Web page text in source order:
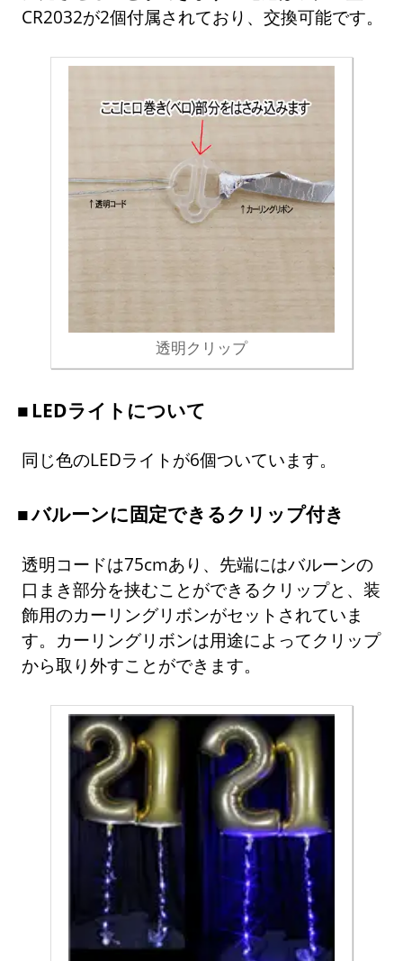
CR2032が2個付属されており、交換可能です。
透明クリップ
LEDライトについて
同じ色のLEDライトが6個ついています。
バルーンに固定できるクリップ付き
透明コードは75cmあり、先端にはバルーンの
口まき部分を挟むことができるクリップと、装
飾用のカーリングリボンがセットされていま
す。カーリングリボンは用途によってクリップ
から取り外すことができます。